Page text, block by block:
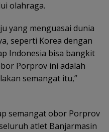
olahraga.
yang menguasai dunia
seperti Korea dengan
Indonesia bisa bangkit
Porprov ini adalah
semangat itu,”
semangat obor Porprov
atlet Banjarmasin